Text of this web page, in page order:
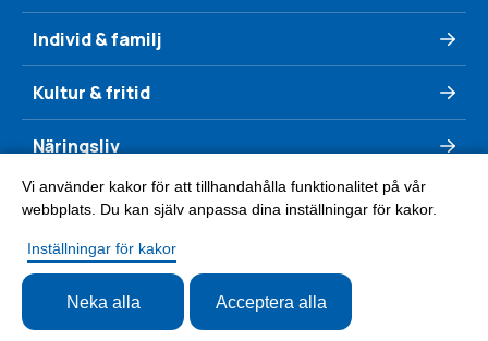
Individ & familj
Kultur & fritid
Näringsliv
Se & göra
Vi använder kakor för att tillhandahålla funktionalitet på vår
webbplats. Du kan själv anpassa dina inställningar för kakor.
Inställningar för kakor
Neka alla Acceptera alla